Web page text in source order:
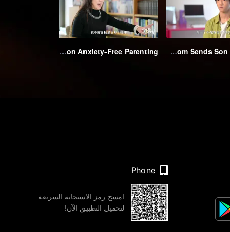
EP7: Piercing the Glossy Facade of Studying Abroad, Unconventional Haidian Mom Sends Son to Finland
EP8: The Genius Writer Hao Jingfang's Diary on Anxiety-Free Parenting
Phone
امسح رمز الاستجابة السريعة
لتحميل التطبيق الآن!